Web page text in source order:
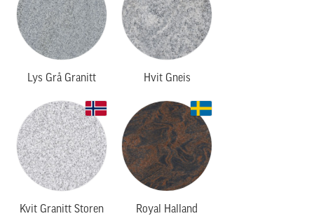
Lys Grå Granitt Hvit Gneis
Kvit Granitt Storen Royal Halland